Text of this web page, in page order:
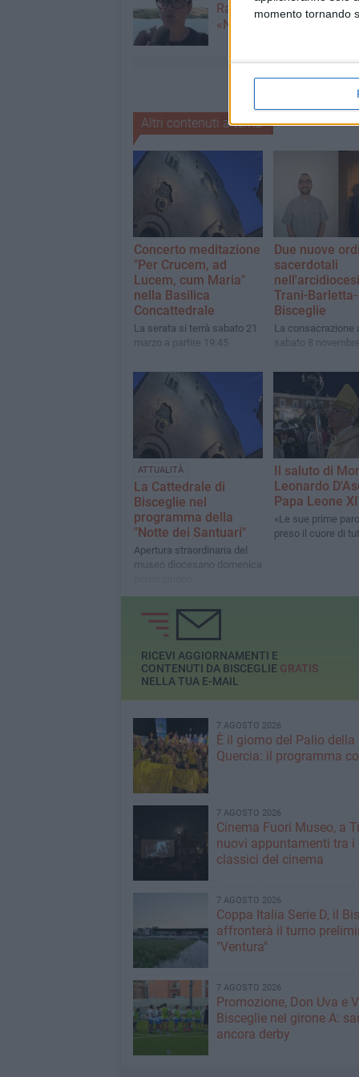
momento tornando
Racanati alla ministra
«Non dimenticatelo»
Altri contenuti a tema
Concerto meditazione
"Per Crucem, ad
Lucem, cum Maria"
nella Basilica
Concattedrale
La serata si terrà sabato 21
marzo a partire 19:45
Due nuove
sacerdotali
Trani-Barletta-
Bisceglie
La consacrazione
sabato 8 novembre
ATTUALITÀ
La Cattedrale di
Bisceglie nel
programma della
"Notte dei Santuari"
Apertura straordinaria del
museo diocesano domenica
Il saluto di
Leonardo
Papa Leone
«Le sue prime
preso il cuore di
RICEVI AGGIORNAMENTI E
CONTENUTI DA BISCEGLIE GRATIS
NELLA TUA E-MAIL
7 AGOSTO 2026
È il giorno del Palio della
Quercia: il programma
7 AGOSTO 2026
Cinema Fuori Museo, a
nuovi appuntamenti tra i
classici del cinema
7 AGOSTO 2026
Coppa Italia Serie D, il
affronterà il turno
"Ventura"
7 AGOSTO 2026
Promozione, Don Uva e
Bisceglie nel girone A:
ancora derby